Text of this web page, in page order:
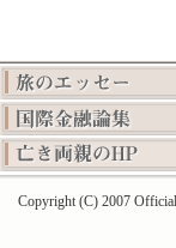
Copyright (C) 2007